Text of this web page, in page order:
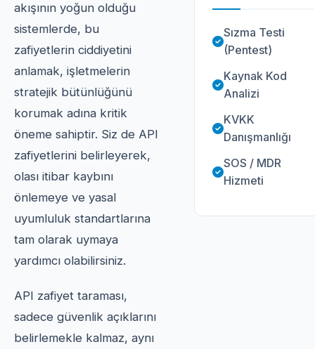
akışının yoğun olduğu
sistemlerde, bu
zafiyetlerin ciddiyetini
anlamak, işletmelerin
stratejik bütünlüğünü
korumak adına kritik
öneme sahiptir. Siz de API
zafiyetlerini belirleyerek,
olası itibar kaybını
önlemeye ve yasal
uyumluluk standartlarına
tam olarak uymaya
yardımcı olabilirsiniz.
API zafiyet taraması,
sadece güvenlik açıklarını
belirlemekle kalmaz, aynı
Sızma Testi
(Pentest)
Kaynak Kod
Analizi
KVKK
Danışmanlığı
SOS / MDR
Hizmeti